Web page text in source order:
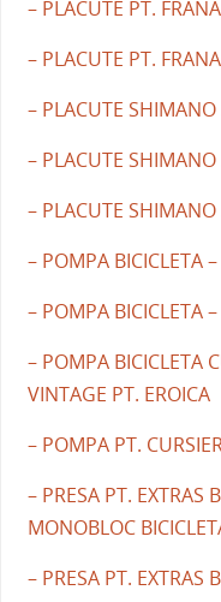
– PLACUTE PT.
– PLACUTE PT.
– PLACUTE SHIMANO
– PLACUTE
– PLACUTE
– POMPA BICICLETA
– POMPA BICICLETA
– POMPA BICICLETA
VINTAGE PT. EROICA
– POMPA PT.
– PRESA PT. EXTRAS
MONOBLOC
– PRESA PT. EXTRAS